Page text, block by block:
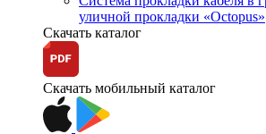
уличной прокладки «Octopus»
Скачать каталог
Скачать мобильный каталог